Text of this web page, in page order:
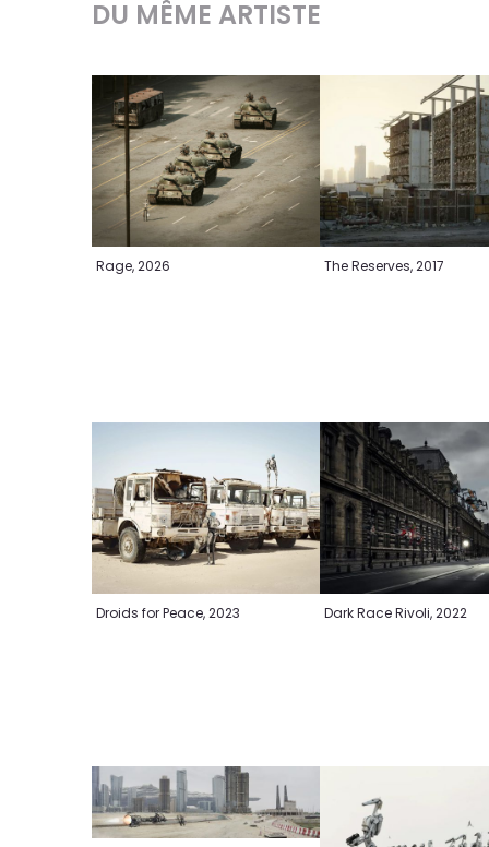
DU MÊME ARTISTE
Rage, 2026 The Reserves, 2017
Droids for Peace, 2023 Dark Race Rivoli, 2022